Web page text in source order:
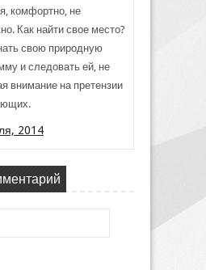
комфортно, не
Как найти свое место?
свою природную
и следовать ей, не
внимание на претензии
2014